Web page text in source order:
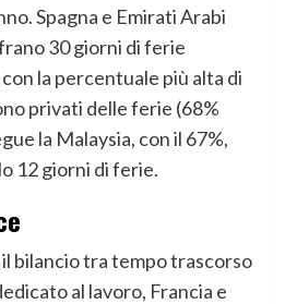
Spagna e Emirati Arabi
30 giorni di ferie
con la percentuale più alta di
privati delle ferie (68%
la Malaysia, con il 67%,
12 giorni di ferie.
bilancio tra tempo trascorso
al lavoro, Francia e